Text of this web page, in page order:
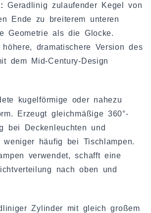
Geradlinig zulaufender Kegel von
Ende zu breiterem unteren
Geometrie als die Glocke.
dramatischere Version des
dem Mid-Century-Design
kugelförmige oder nahezu
Erzeugt gleichmäßige 360°-
bei Deckenleuchten und
weniger häufig bei Tischlampen.
verwendet, schafft eine
nach oben und
Zylinder mit gleich großem